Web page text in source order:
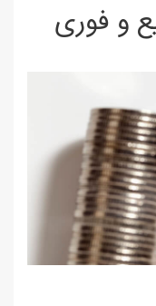
و فوری